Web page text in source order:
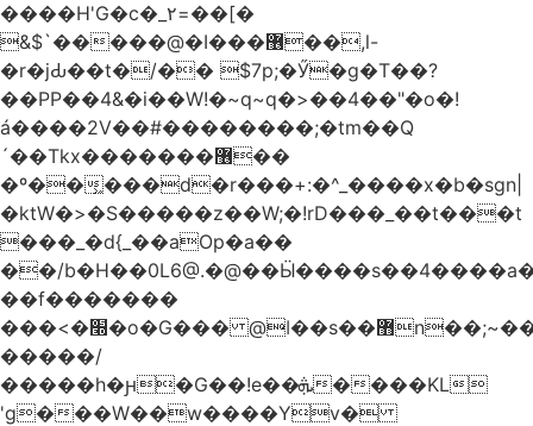
����H'G�c�_٢=��[�
&$`�����@�Ӏ���޶��,l-
�r�jԂ��t�/�� $7p;�Ӳ�g�T��?
��PP��4&�i��W!�~q~q�>��4��"�o�!
á����2V��#�� ������;�tm��Q
´��Tkx�������޶��
�º��͖���d�r���+:�^_����x�b�sgn|
�ktW�>�S�����z��W;�!rD���_��t���t
���_�d{_��aOp�a��
��/
��f�������
���<�׭�o�G��� @ǀ��s��޻n��;~��3R�˿�^r���iV��I $������#�Lы�����d�����E}
�����/
�����h�ԩ�G��!e��ܞ����KL
'g���W��w����Yv�